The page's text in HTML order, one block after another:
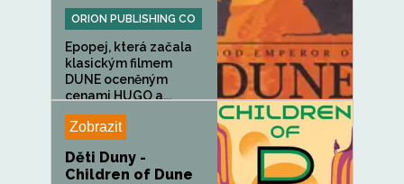
ORION PUBLISHING CO
Epopej, která začala
klasickým filmem
DUNE oceněným
cenami HUGO a...
Zobrazit
Děti Duny -
Children of Dune